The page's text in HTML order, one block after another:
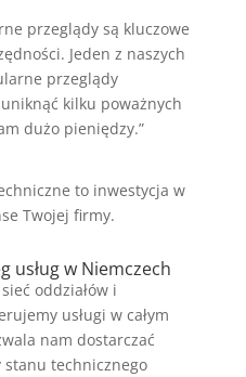
przeglądy są kluczowe
Jeden z naszych
przeglądy
kilku poważnych
dużo pieniędzy.”
to inwestycja w
Twojej firmy.
usług w Niemczech
oddziałów i
usługi w całym
nam dostarczać
stanu technicznego